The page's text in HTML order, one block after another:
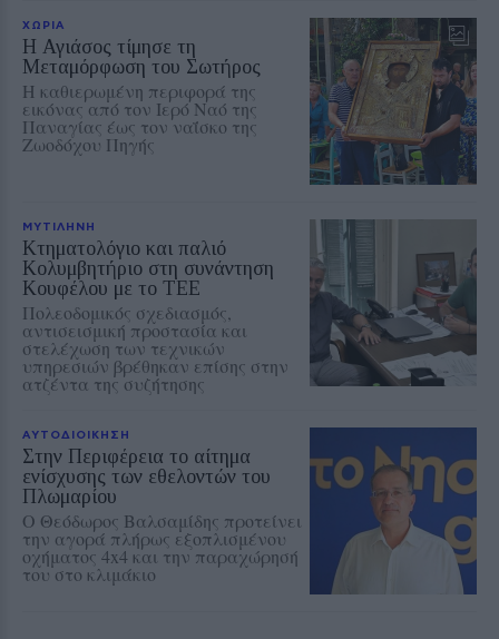
ΧΩΡΙΑ
Η Αγιάσος τίμησε τη
Μεταμόρφωση του Σωτήρος
Η καθιερωμένη περιφορά της
εικόνας από τον Ιερό Ναό της
Παναγίας έως τον ναΐσκο της
Ζωοδόχου Πηγής
ΜΥΤΙΛΗΝΗ
Κτηματολόγιο και παλιό
Κολυμβητήριο στη συνάντηση
Κουφέλου με το ΤΕΕ
Πολεοδομικός σχεδιασμός,
αντισεισμική προστασία και
στελέχωση των τεχνικών
υπηρεσιών βρέθηκαν επίσης στην
ατζέντα της συζήτησης
ΑΥΤΟΔΙΟΙΚΗΣΗ
Στην Περιφέρεια το αίτημα
ενίσχυσης των εθελοντών του
Πλωμαρίου
Ο Θεόδωρος Βαλσαμίδης προτείνει
την αγορά πλήρως εξοπλισμένου
οχήματος 4x4 και την παραχώρησή
του στο κλιμάκιο